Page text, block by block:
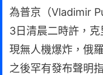
為普京（Vladimir
3日清晨二時許，
現無人機爆炸，俄
之後罕有發布聲明